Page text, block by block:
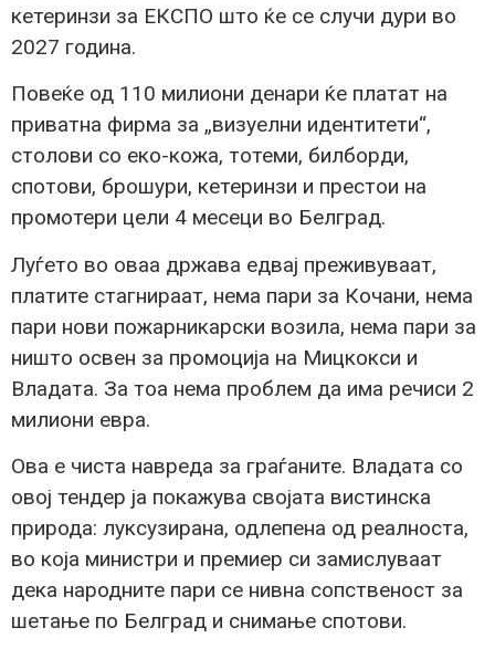
кетеринзи за ЕКСПО што ќе се случи дури во
2027 година.
Повеќе од 110 милиони денари ќе платат на
приватна фирма за „визуелни идентитети“,
столови со еко-кожа, тотеми, билборди,
спотови, брошури, кетеринзи и престои на
промотери цели 4 месеци во Белград.
Луѓето во оваа држава едвај преживуваат,
платите стагнираат, нема пари за Кочани, нема
пари нови пожарникарски возила, нема пари за
ништо освен за промоција на Мицкокси и
Владата. За тоа нема проблем да има речиси 2
милиони евра.
Ова е чиста навреда за граѓаните. Владата со
овој тендер ја покажува својата вистинска
природа: луксузирана, одлепена од реалноста,
во која министри и премиер си замислуваат
дека народните пари се нивна сопственост за
шетање по Белград и снимање спотови.